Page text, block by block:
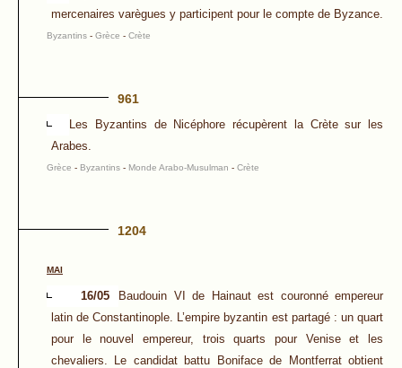
mercenaires varègues y participent pour le compte de Byzance.
Byzantins - Grèce - Crète
961
Les Byzantins de Nicéphore récupèrent la Crète sur les
Arabes.
Grèce - Byzantins - Monde Arabo-Musulman - Crète
1204
MAI
16/05
Baudouin VI de Hainaut est couronné empereur
latin de Constantinople. L’empire byzantin est partagé : un quart
pour le nouvel empereur, trois quarts pour Venise et les
chevaliers. Le candidat battu Boniface de Montferrat obtient